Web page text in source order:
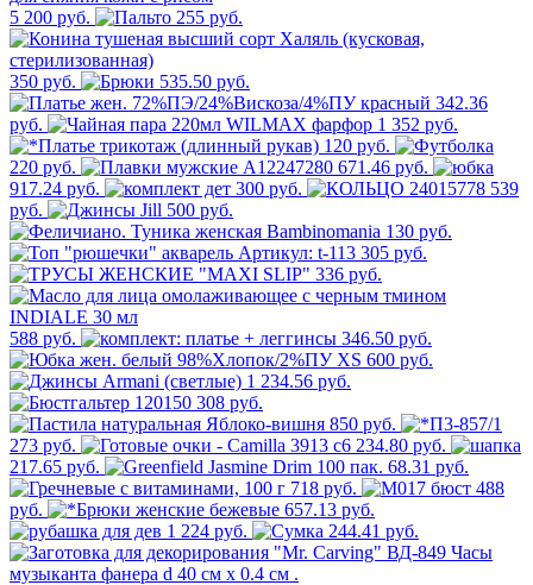
5 200 руб. 255 руб.
350 руб.
535.50 руб.
342.36
руб.
1 352 руб.
120 руб.
220 руб.
671.46 руб.
917.24 руб.
300 руб.
539
руб.
500 руб.
130 руб.
305 руб.
336 руб.
588 руб.
346.50 руб.
600 руб.
1 234.56 руб.
308 руб.
850 руб.
273 руб.
234.80 руб.
217.65 руб.
68.31 руб.
718 руб.
488
руб.
657.13 руб.
1 224 руб.
244.41 руб.